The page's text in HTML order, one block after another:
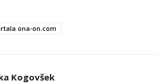
ona-on.com
Kogovšek